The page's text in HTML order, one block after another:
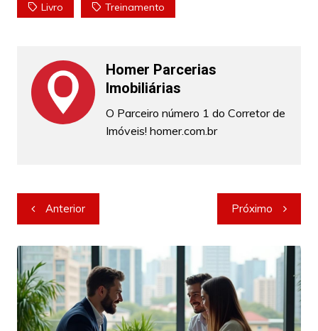
Livro Treinamento
Homer Parcerias
Imobiliárias
O Parceiro número 1 do Corretor de
Imóveis! homer.com.br
Navegação
de
Post
Anterior Próximo